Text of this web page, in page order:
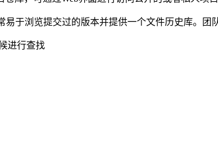
于浏览提交过的版本并提供一个文件历史库。团
进行查找